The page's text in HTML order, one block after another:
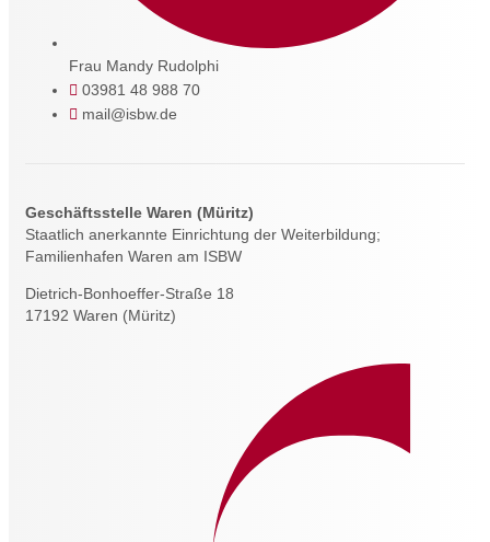
Frau Mandy Rudolphi
03981 48 988 70
mail@isbw.de
Geschäftsstelle Waren (Müritz)
Staatlich anerkannte Einrichtung der Weiterbildung;
Familienhafen Waren am ISBW
Dietrich-Bonhoeffer-Straße 18
17192 Waren (Müritz)